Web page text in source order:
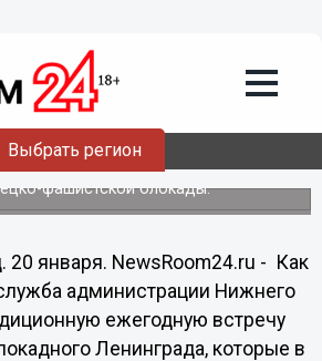
Выбрать регион
Ленинграда
администрации Нижнего
по труду и работе с населением
торжественное собрание,
полного освобождения
фашистской блокады.
20 января. NewsRoom24.ru - Как
администрации Нижнего
ежегодную встречу
Ленинграда, которые в